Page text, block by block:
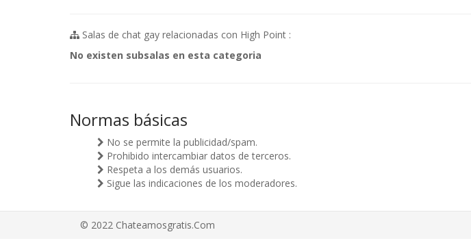
Salas de chat gay relacionadas con High Point :
No existen subsalas en esta categoria
Normas básicas
No se permite la publicidad/spam.
Prohibido intercambiar datos de terceros.
Respeta a los demás usuarios.
Sigue las indicaciones de los moderadores.
© 2022 Chateamosgratis.Com